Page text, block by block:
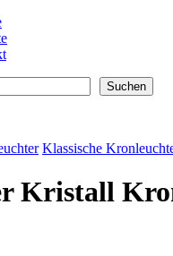
Suchen
Klassische
Kristall